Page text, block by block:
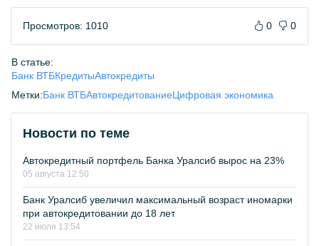
Просмотров: 1010 0 0
В статье:
Банк ВТБКредитыАвтокредиты
Метки:Банк ВТБАвтокредитованиеЦифровая экономика
Новости по теме
Автокредитный портфель Банка Уралсиб вырос на 23%
05 августа 12:50
Банк Уралсиб увеличил максимальный возраст иномарки
при автокредитовании до 18 лет
22 июля 13:54